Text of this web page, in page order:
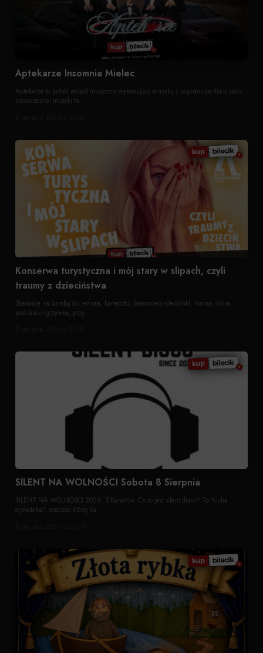
Aptekarze Insomnia Mielec
Aptekarze to polski zespół muzyczny wykonujący muzykę z pogranicza disco polo,
nowoczesnej muzyki ta...
Konserwa turystyczna i mój stary w slipach, czyli
traumy z dzieciństwa
Skakanie na bombę do jeziora, karteczki, bransoletki-plecionki, mama, która
podcina ci grzywkę, przy...
SILENT NA WOLNOŚCI Sobota 8 Sierpnia
SILENT NA WOLNOŚCI 2026. 5 Kanałów. Co to jest silent disco? To "cicha
dyskoteka", podczas której ka...